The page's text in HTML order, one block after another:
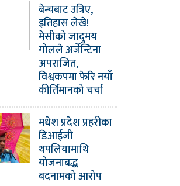
बेन्चबाट उत्रिए,
इतिहास लेखे!
मेसीको जादुमय
गोलले अर्जेन्टिना
अपराजित,
विश्वकपमा फेरि नयाँ
कीर्तिमानको चर्चा
मधेश प्रदेश प्रहरीका
डिआईजी
थपलियामाथि
योजनाबद्ध
बदनामको आरोप